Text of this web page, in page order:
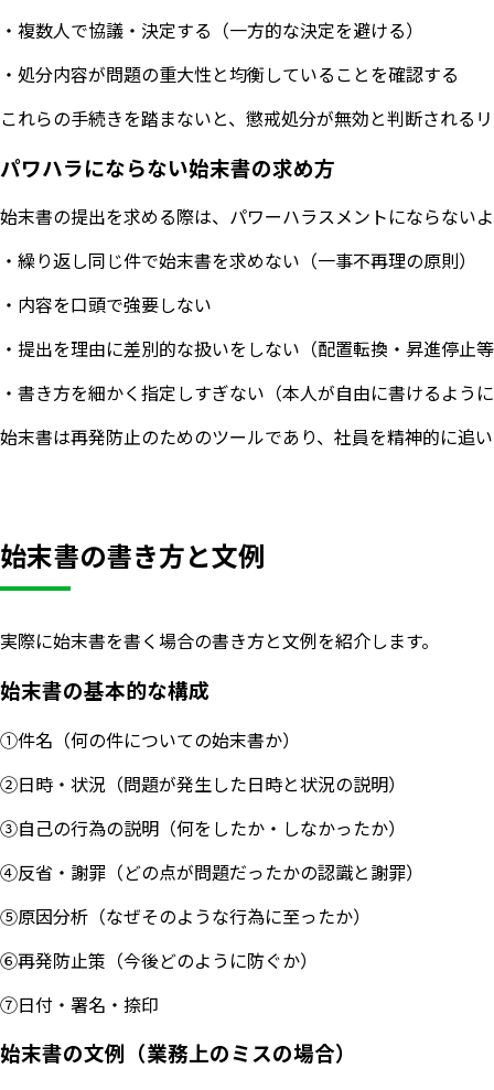
・複数人で協議・決定する（一方的な決定を避ける）
・処分内容が問題の重大性と均衡していることを確認する
これらの手続きを踏まないと、懲戒処分が無効と判断される
パワハラにならない始末書の求め方
始末書の提出を求める際は、パワーハラスメントにならない
・繰り返し同じ件で始末書を求めない（一事不再理の原則）
・内容を口頭で強要しない
・提出を理由に差別的な扱いをしない（配置転換・昇進停止
・書き方を細かく指定しすぎない（本人が自由に書けるよう
始末書は再発防止のためのツールであり、社員を精神的に追
始末書の書き方と文例
実際に始末書を書く場合の書き方と文例を紹介します。
始末書の基本的な構成
①件名（何の件についての始末書か）
②日時・状況（問題が発生した日時と状況の説明）
③自己の行為の説明（何をしたか・しなかったか）
④反省・謝罪（どの点が問題だったかの認識と謝罪）
⑤原因分析（なぜそのような行為に至ったか）
⑥再発防止策（今後どのように防ぐか）
⑦日付・署名・捺印
始末書の文例（業務上のミスの場合）